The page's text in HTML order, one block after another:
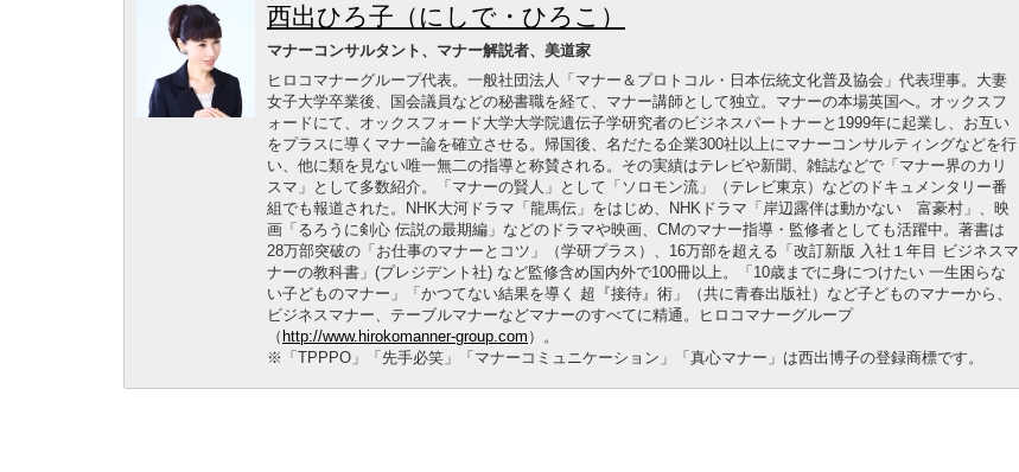
西出ひろ子（にしで・ひろこ）
マナーコンサルタント、マナー解説者、美道家
ヒロコマナーグループ代表。一般社団法人「マナー＆プロトコル・日本伝統文化普及協会」代表理事。大妻
女子大学卒業後、国会議員などの秘書職を経て、マナー講師として独立。マナーの本場英国へ。オックスフ
ォードにて、オックスフォード大学大学院遺伝子学研究者のビジネスパートナーと1999年に起業し、お互い
をプラスに導くマナー論を確立させる。帰国後、名だたる企業300社以上にマナーコンサルティングなどを行
い、他に類を見ない唯一無二の指導と称賛される。その実績はテレビや新聞、雑誌などで「マナー界のカリ
スマ」として多数紹介。「マナーの賢人」として「ソロモン流」（テレビ東京）などのドキュメンタリー番
組でも報道された。NHK大河ドラマ「龍馬伝」をはじめ、NHKドラマ「岸辺露伴は動かない 富豪村」、映
画「るろうに剣心 伝説の最期編」などのドラマや映画、CMのマナー指導・監修者としても活躍中。著書は
28万部突破の「お仕事のマナーとコツ」（学研プラス）、16万部を超える「改訂新版 入社１年目 ビジネスマ
ナーの教科書」(プレジデント社) など監修含め国内外で100冊以上。「10歳までに身につけたい 一生困らな
い子どものマナー」「かつてない結果を導く 超『接待』術」（共に青春出版社）など子どものマナーから、
ビジネスマナー、テーブルマナーなどマナーのすべてに精通。ヒロコマナーグループ
（ http://www.hirokomanner-group.com ）。
※「TPPPO」「先手必笑」「マナーコミュニケーション」「真心マナー」は西出博子の登録商標です。